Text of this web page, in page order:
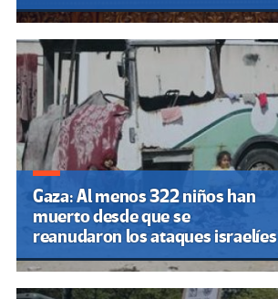
Gaza: Al menos 322 niños han
muerto desde que se
reanudaron los ataques israelíes